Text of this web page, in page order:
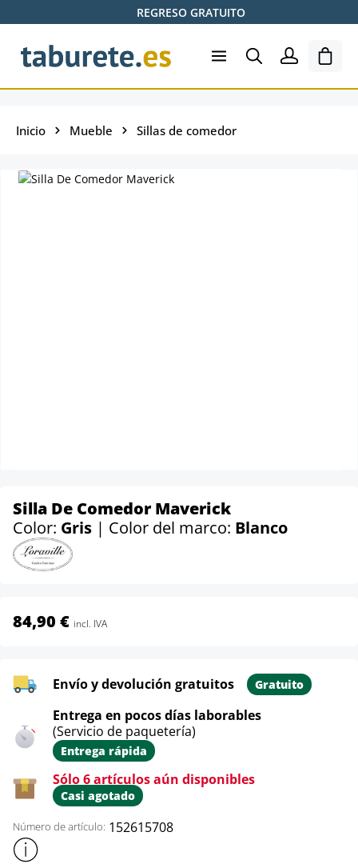
Saltar al contenido principalREGRESO GRATUITO
El
Inicio Mueble Sillas de comedor
Silla De Comedor Maverick
Color: Gris | Color del marco: Blanco
84,90 € incl. IVA
Envío y devolución gratuitos Gratuito
Entrega en pocos días laborables
(Servicio de paquetería)
Entrega rápida
Sólo 6 artículos aún disponibles
Casi agotado
Número de artículo: 152615708
Mostrar más información sobre el producto